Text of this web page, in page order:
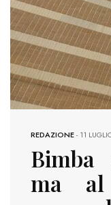
REDAZIONE-11
ma al